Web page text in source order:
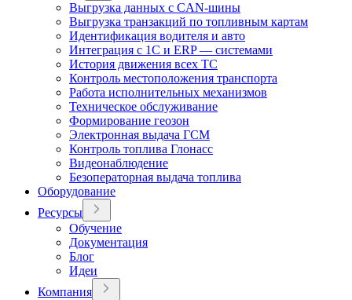
Выгрузка данных с CAN-шины
Выгрузка транзакций по топливным картам
Идентификация водителя и авто
Интеграция с 1С и ERP — системами
История движения всех ТС
Контроль местоположения транспорта
Работа исполнительных механизмов
Техническое обслуживание
Формирование геозон
Электронная выдача ГСМ
Контроль топлива Глонасс
Видеонаблюдение
Безоператорная выдача топлива
Оборудование
Ресурсы
Обучение
Документация
Блог
Идеи
Компания